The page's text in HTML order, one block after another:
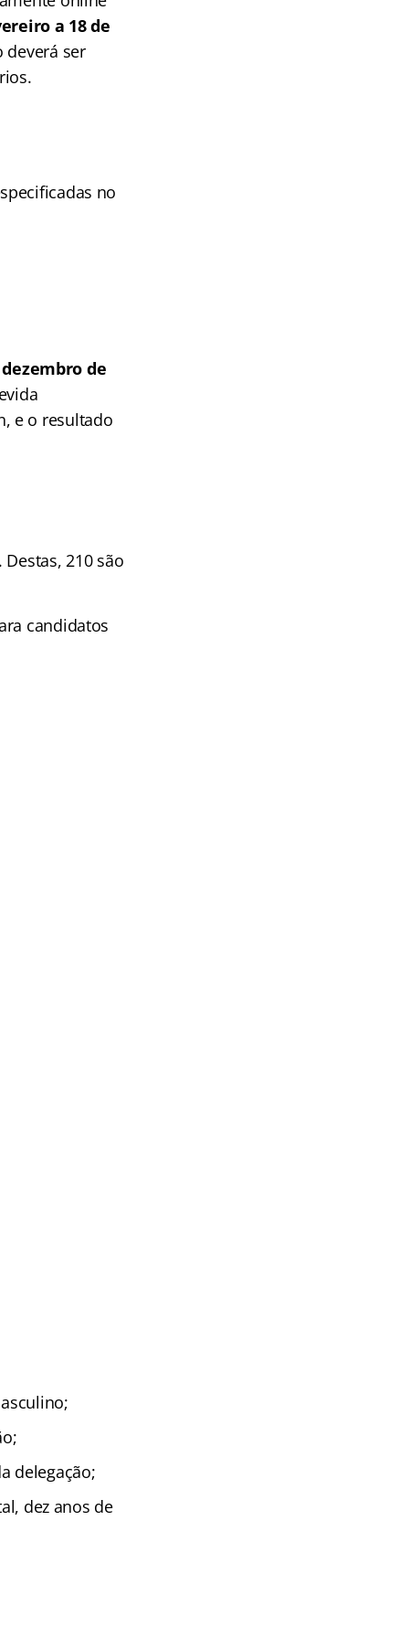
a 18 de
deverá ser
no
de
e o resultado
. Destas, 210 são
candidatos
delegação;
dez anos de